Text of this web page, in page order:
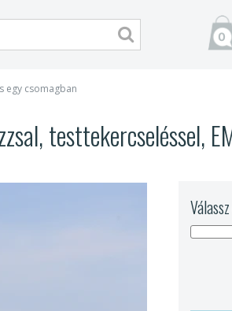
0
egy csomagban
testtekercseléssel,